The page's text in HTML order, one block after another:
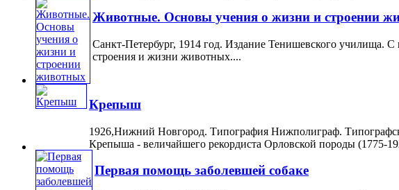
Животные. Основы учения о жизни и строении
Санкт-Петербург, 1914 год. Издание Тенишевского училища.
строения и жизни животных....
Крепыш
1926,Нижний Новгород. Типография Нижполиграф.
Крепыша - величайшего рекордиста Орловской породы (1775-
Первая помощь заболевшей собаке